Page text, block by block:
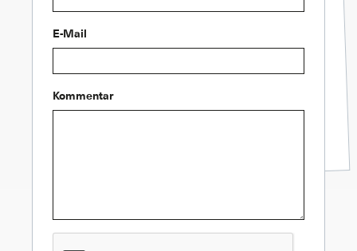
E-Mail
Kommentar